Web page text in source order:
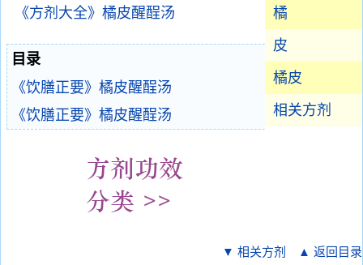
橘
皮
橘皮
相关方剂
《方剂大全》橘皮醒酲汤
目录
《饮膳正要》橘皮醒酲汤
《饮膳正要》橘皮醒酲汤
▼ 相关方剂 ▲ 返回目录